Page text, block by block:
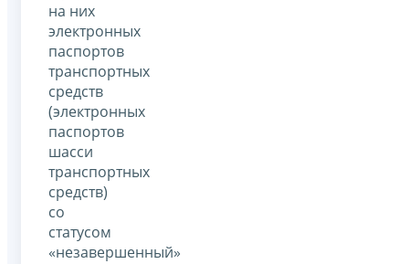
на них
электронных
паспортов
транспортных
средств
(электронных
паспортов
шасси
транспортных
средств)
со
статусом
«незавершенный»